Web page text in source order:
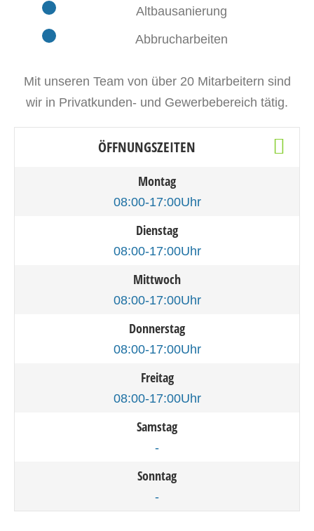
Altbausanierung
Abbrucharbeiten
Mit unseren Team von über 20 Mitarbeitern sind
wir in Privatkunden- und Gewerbebereich tätig.
ÖFFNUNGSZEITEN
Montag
08:00-17:00Uhr
Dienstag
08:00-17:00Uhr
Mittwoch
08:00-17:00Uhr
Donnerstag
08:00-17:00Uhr
Freitag
08:00-17:00Uhr
Samstag
-
Sonntag
-